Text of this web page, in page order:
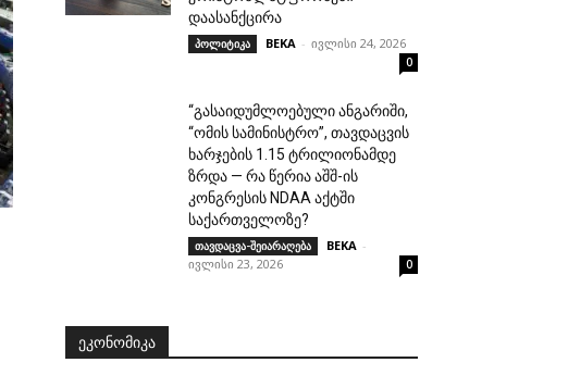
დაასანქცირა
პოლიტიკა BEKA - ივლისი 24, 2026
0
“გასაიდუმლოებული ანგარიში,
“ომის სამინისტრო”, თავდაცვის
ხარჯების 1.15 ტრილიონამდე
ზრდა — რა წერია აშშ-ის
კონგრესის NDAA აქტში
საქართველოზე?
თავდაცვა-შეიარაღება BEKA -
ივლისი 23, 2026
0
ᲔᲙᲝᲜᲝᲛᲘᲙᲐ